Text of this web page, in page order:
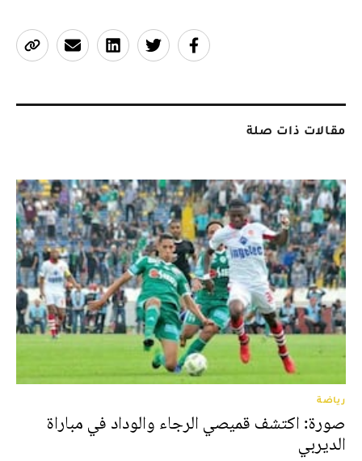
مقالات ذات صلة
رياضة
صورة: اكتشف قميصي الرجاء والوداد في مباراة
الديربي